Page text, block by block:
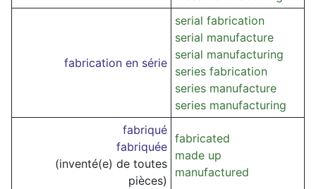
fabrication en série
serial fabrication
serial manufacture
serial manufacturing
series fabrication
series manufacture
series manufacturing
fabriqué
fabriquée
(inventé(e) de toutes
pièces)
fabricated
made up
manufactured